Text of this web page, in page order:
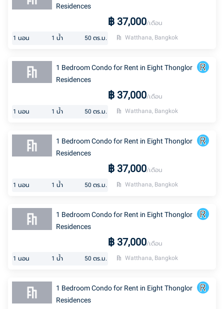
Residences
฿ 37,000/เดือน
1 นอน 1 น้ำ 50 ตร.ม. Watthana, Bangkok
1 Bedroom Condo for Rent in Eight Thonglor
Residences
฿ 37,000/เดือน
1 นอน 1 น้ำ 50 ตร.ม. Watthana, Bangkok
1 Bedroom Condo for Rent in Eight Thonglor
Residences
฿ 37,000/เดือน
1 นอน 1 น้ำ 50 ตร.ม. Watthana, Bangkok
1 Bedroom Condo for Rent in Eight Thonglor
Residences
฿ 37,000/เดือน
1 นอน 1 น้ำ 50 ตร.ม. Watthana, Bangkok
1 Bedroom Condo for Rent in Eight Thonglor
Residences